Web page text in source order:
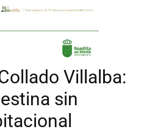
Villalba:
sin